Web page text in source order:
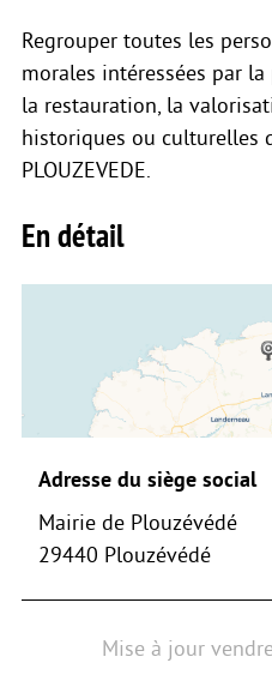
Regrouper toutes les
morales intéressées par
la restauration, la
historiques ou culturelles
PLOUZEVEDE.
En détail
Adresse du siège social
Mairie de Plouzévédé
29440 Plouzévédé
Mise à jour